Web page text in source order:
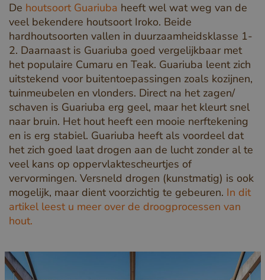
De houtsoort Guariuba heeft wel wat weg van de
veel bekendere houtsoort Iroko. Beide
hardhoutsoorten vallen in duurzaamheidsklasse 1-
2. Daarnaast is Guariuba goed vergelijkbaar met
het populaire Cumaru en Teak. Guariuba leent zich
uitstekend voor buitentoepassingen zoals kozijnen,
tuinmeubelen en vlonders. Direct na het zagen/
schaven is Guariuba erg geel, maar het kleurt snel
naar bruin. Het hout heeft een mooie nerftekening
en is erg stabiel. Guariuba heeft als voordeel dat
het zich goed laat drogen aan de lucht zonder al te
veel kans op oppervlaktescheurtjes of
vervormingen. Versneld drogen (kunstmatig) is ook
mogelijk, maar dient voorzichtig te gebeuren. In dit
artikel leest u meer over de droogprocessen van
hout.